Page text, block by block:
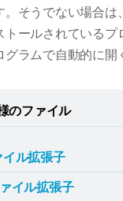
。そうでない場合
トールされている
ラムで自動的に開
のファイル
イル拡張子
イル拡張子